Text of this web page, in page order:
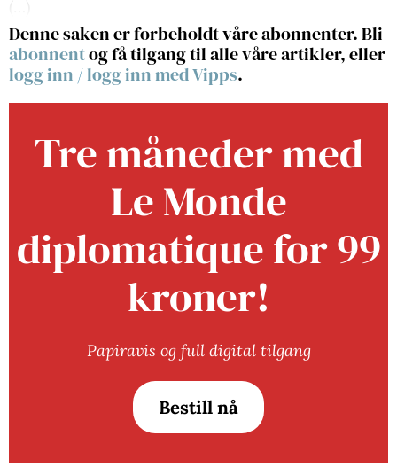
Denne saken er forbeholdt våre abonnenter. Bli
abonnentog få tilgang til alle våre artikler, eller
logg inn /logg inn med Vipps.
Tre måneder med
Le Monde
diplomatique for 99
kroner!
Papiravis og full digital tilgang
Bestill nå